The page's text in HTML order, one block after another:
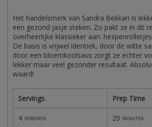
Het handelsmerk van Sandra Bekkari is
een gezond jasje steken. Zo pakt ze in dit
overheerlijke klassieker aan:
De basis is vrijwel identiek, door de witte
door een bloemkoolsaus zorgt ze echter
lekker maar veel gezonder resultaat.
waard!
Servings Prep Time
4 personen 20 minuten